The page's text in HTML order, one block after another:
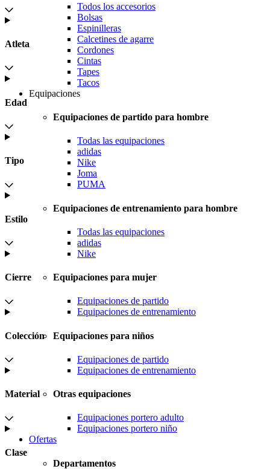
Todos los accesorios
Bolsas
Espinilleras
Calcetines de agarre
Cordones
Cintas
Tapes
Tacos
Equipaciones
Equipaciones de partido para hombre
Todas las equipaciones
adidas
Nike
Joma
PUMA
Equipaciones de entrenamiento para hombre
Todas las equipaciones
adidas
Nike
Equipaciones para mujer
Equipaciones de partido
Equipaciones de entrenamiento
Equipaciones para niños
Equipaciones de partido
Equipaciones de entrenamiento
Otras equipaciones
Equipaciones portero adulto
Equipaciones portero niño
Ofertas
Departamentos
Atleta
Edad
Tipo
Estilo
Cierre
Colección
Material
Clase